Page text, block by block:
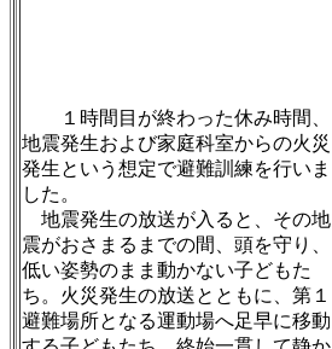
１時間目が終わった休み時間、
地震発生および家庭科室からの火災
発生という想定で避難訓練を行いま
した。
地震発生の放送が入ると、その地
震がおさまるまでの間、頭を守り、
低い姿勢のまま動かない子どもた
ち。火災発生の放送とともに、第１
避難場所となる運動場へ足早に移動